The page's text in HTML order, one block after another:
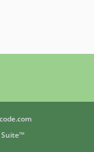
Suite™